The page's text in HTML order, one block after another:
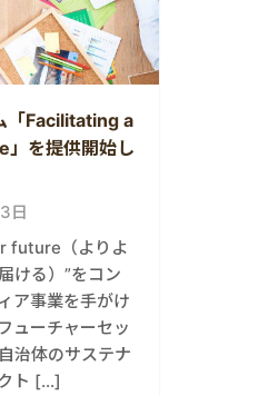
「Facilitating a
を提供開始し
日
future（よりよ
ける）”をコン
ア事業を手がけ
ューチャーセッ
治体のサステナ
ト […]